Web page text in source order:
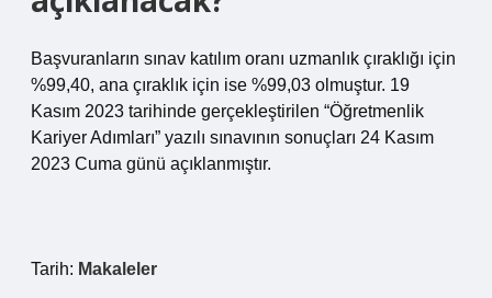
Başvuranların sınav katılım oranı uzmanlık çıraklığı için
%99,40, ana çıraklık için ise %99,03 olmuştur. 19
Kasım 2023 tarihinde gerçekleştirilen “Öğretmenlik
Kariyer Adımları” yazılı sınavının sonuçları 24 Kasım
2023 Cuma günü açıklanmıştır.
Tarih: Makaleler